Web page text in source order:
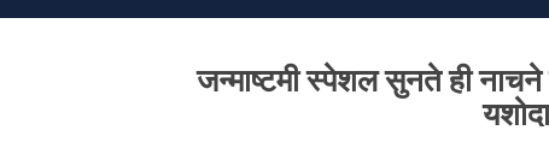
जन्माष्टमी स्पेशल सुनते ही